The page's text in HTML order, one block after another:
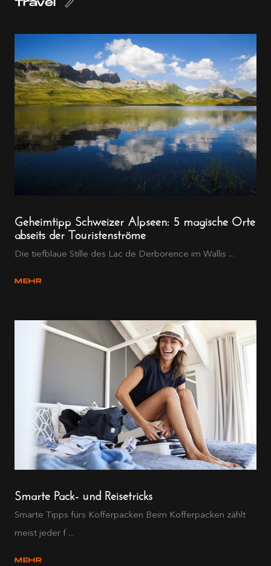
Travel
Geheimtipp Schweizer Alpseen: 5 magische Orte
abseits der Touristenströme
Die tiefblaue Stille des Lac de Derborence im Wallis ...
MEHR
Smarte Pack- und Reisetricks
Smarte Tipps fürs Kofferpacken Beim Kofferpacken zählt
meist jeder f ...
MEHR